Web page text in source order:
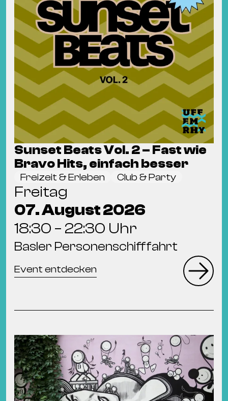
Sunset Beats Vol. 2 – Fast wie
Bravo Hits, einfach besser
Freizeit & Erleben Club & Party
Freitag
07. August 2026
18:30 – 22:30 Uhr
Basler Personenschifffahrt
Event entdecken